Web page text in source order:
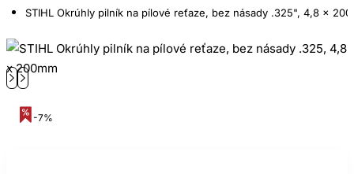
STIHL Okrúhly pilník na pílové reťaze, bez násady .325", 4,8 x
-7%